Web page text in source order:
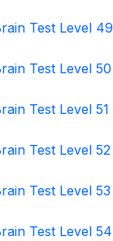
Test Level 49
Test Level 50
Test Level 51
Test Level 52
Test Level 53
Test Level 54